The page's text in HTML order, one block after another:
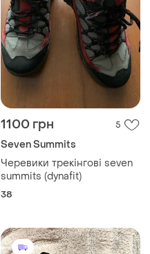
1100 грн 5
Seven Summits
Черевики трекінгові seven
summits (dynafit)
38